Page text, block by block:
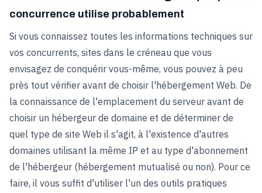
concurrence utilise probablement
Si vous connaissez toutes les informations techniques sur
vos concurrents, sites dans le créneau que vous
envisagez de conquérir vous-même, vous pouvez à peu
près tout vérifier avant de choisir l'hébergement Web. De
la connaissance de l'emplacement du serveur avant de
choisir un hébergeur de domaine et de déterminer de
quel type de site Web il s'agit, à l'existence d'autres
domaines utilisant la même IP et au type d'abonnement
de l'hébergeur (hébergement mutualisé ou non). Pour ce
faire, il vous suffit d'utiliser l'un des outils pratiques